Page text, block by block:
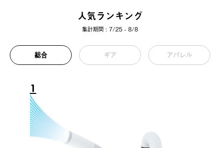
人気ランキング
集計期間 : 7/25 - 8/8
総合 ギア アパレル
1